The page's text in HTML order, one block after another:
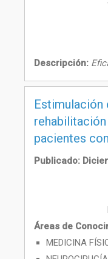
Descripción:
Estimulación
pacientes
Publicado:
Áreas de
MEDICINA